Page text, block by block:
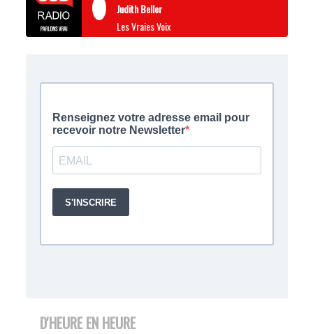
Judith Beller
Les Vraies Voix
D'HEURE EN HEURE